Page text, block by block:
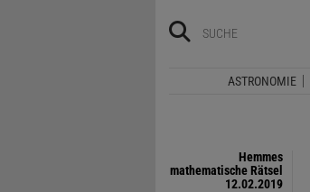
ASTRONOMIE
Hemmes
mathematische Rätsel
12.02.2019